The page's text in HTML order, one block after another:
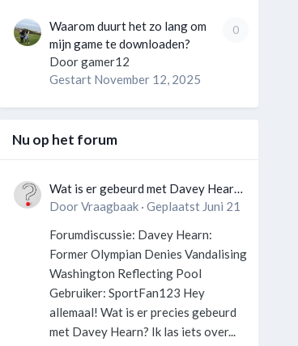
0
Waarom duurt het zo lang om
mijn game te downloaden?
Doorgamer12
Gestart November 12, 2025
Nu op het forum
Wat is er gebeurd met Davey Hearn
en de vandalisatie van het
DoorVraagbaak· Geplaatst Juni 21
Forumdiscussie: Davey Hearn:
Former Olympian Denies Vandalising
Washington Reflecting Pool
Gebruiker: SportFan123 Hey
allemaal! Wat is er precies gebeurd
met Davey Hearn? Ik las iets over...